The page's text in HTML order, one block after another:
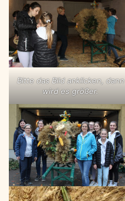
Bitte das Bild anklicken, dann
wird es größer.